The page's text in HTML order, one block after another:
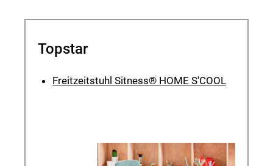
Topstar
Freitzeitstuhl Sitness® HOME S'COOL